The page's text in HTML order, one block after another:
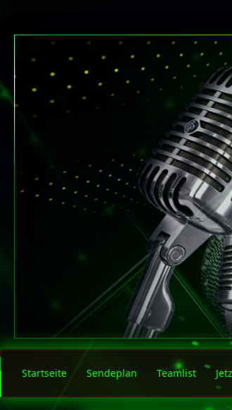
Startseite Sendeplan Teamlist